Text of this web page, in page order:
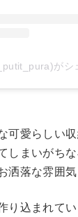
がシ
可愛らしい収
しまいがち
洒落な雰囲気
り込まれて